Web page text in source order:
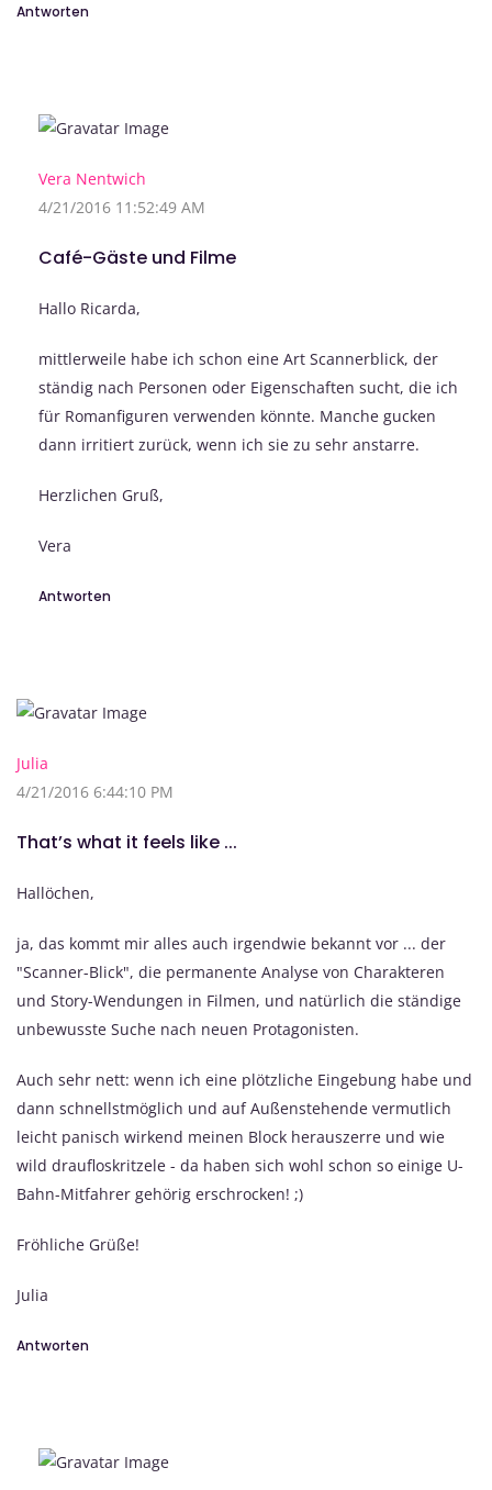
Antworten
Vera Nentwich
4/21/2016 11:52:49 AM
Café-Gäste und Filme
Hallo Ricarda,
mittlerweile habe ich schon eine Art Scannerblick, der
ständig nach Personen oder Eigenschaften sucht, die ich
für Romanfiguren verwenden könnte. Manche gucken
dann irritiert zurück, wenn ich sie zu sehr anstarre.
Herzlichen Gruß,
Vera
Antworten
Julia
4/21/2016 6:44:10 PM
That’s what it feels like ...
Hallöchen,
ja, das kommt mir alles auch irgendwie bekannt vor ... der
"Scanner-Blick", die permanente Analyse von Charakteren
und Story-Wendungen in Filmen, und natürlich die ständige
unbewusste Suche nach neuen Protagonisten.
Auch sehr nett: wenn ich eine plötzliche Eingebung habe und
dann schnellstmöglich und auf Außenstehende vermutlich
leicht panisch wirkend meinen Block herauszerre und wie
wild draufloskritzele - da haben sich wohl schon so einige U-
Bahn-Mitfahrer gehörig erschrocken! ;)
Fröhliche Grüße!
Julia
Antworten